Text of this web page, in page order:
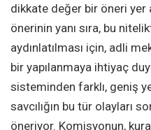
dikkate değer bir öneri yer
önerinin yanı sıra, bu
aydınlatılması için, adli
bir yapılanmaya ihtiyaç
sisteminden farklı, geniş
savcılığın bu tür olayları
öneriyor. Komisyonun,